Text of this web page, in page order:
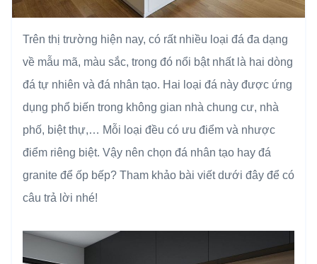
Trên thị trường hiện nay, có rất nhiều loại đá đa dạng
về mẫu mã, màu sắc, trong đó nổi bật nhất là hai dòng
đá tự nhiên và đá nhân tạo. Hai loại đá này được ứng
dụng phổ biến trong không gian nhà chung cư, nhà
phố, biệt thự,… Mỗi loại đều có ưu điểm và nhược
điểm riêng biệt. Vậy nên chọn đá nhân tạo hay đá
granite để ốp bếp? Tham khảo bài viết dưới đây để có
câu trả lời nhé!